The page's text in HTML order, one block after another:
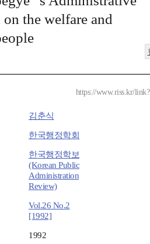
the welfare and
https://www.riss.kr/
김춘식
한국행정학회
한국행정학보
(Korean Public
Administration
Review)
Vol.26 No.2
[1992]
1992